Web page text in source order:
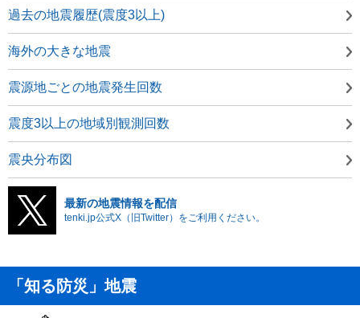
過去の地震履歴(震度3以上)
海外の大きな地震
震源地ごとの地震発生回数
震度3以上の地域別観測回数
震央分布図
最新の地震情報を配信
tenki.jp公式X（旧Twitter）をご利用ください。
「知る防災」地震